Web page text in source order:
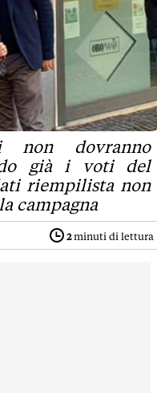
non dovranno
già i voti del
riempilista non
campagna
2minuti di lettura